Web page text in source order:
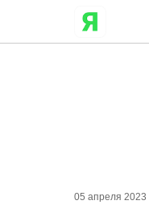
05 апреля 2023 |